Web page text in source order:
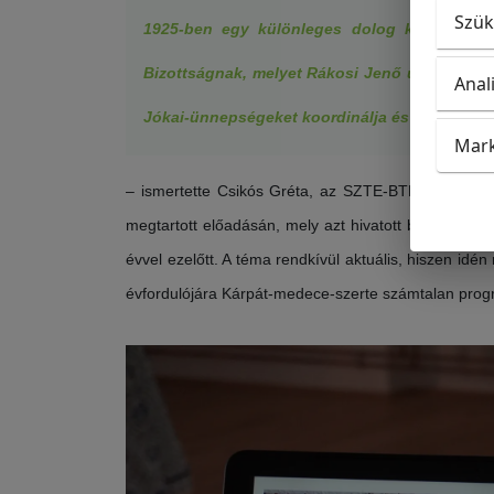
1925-ben egy különleges dolog köti
Bizottságnak, melyet Rákosi Jenő
Jókai-ünnepségeket koordinálja és
– ismertette Csikós Gréta, az SZTE-BTK
megtartott előadásán, mely azt hivatott
évvel ezelőtt. A téma rendkívül aktuális, hiszen
évfordulójára Kárpát-medece-szerte számtalan